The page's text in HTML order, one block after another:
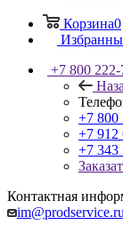
Корзина0
+7 800
+7 800
+7 912
+7 343
Контактная
im@prodservice.ru